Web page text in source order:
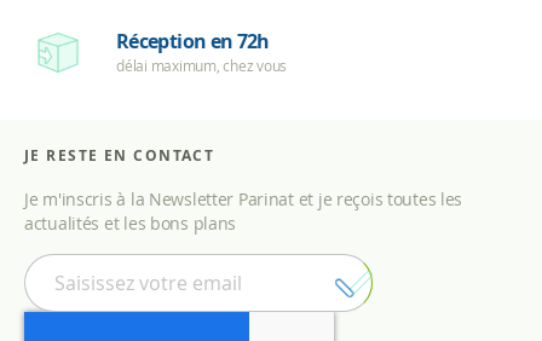
Réception en 72h
délai maximum, chez vous
JE RESTE EN CONTACT
Je m'inscris à la Newsletter Parinat et je reçois toutes les
actualités et les bons plans
I
n
s